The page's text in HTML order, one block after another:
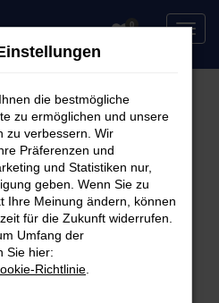
0
Error
aufgetreten.
die dir helfen können:
und deine
zum Beispiel deine
die bestmögliche
zu ermöglichen und unsere
zu verbessern. Wir
Präferenzen und
und Statistiken nur,
geben. Wenn Sie zu
Ihre Meinung ändern, können
für die Zukunft widerrufen.
Umfang der
Sie hier:
Richtlinie